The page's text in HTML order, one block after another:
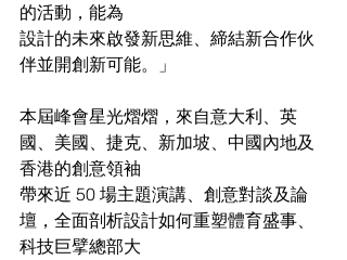
的活動，能為
設計的未來啟發新思維、締結新合作伙
伴並開創新可能。」
本屆峰會星光熠熠，來自意大利、英
國、美國、捷克、新加坡、中國內地及
香港的創意領袖
帶來近 50 場主題演講、創意對談及論
壇，全面剖析設計如何重塑體育盛事、
科技巨擘總部大